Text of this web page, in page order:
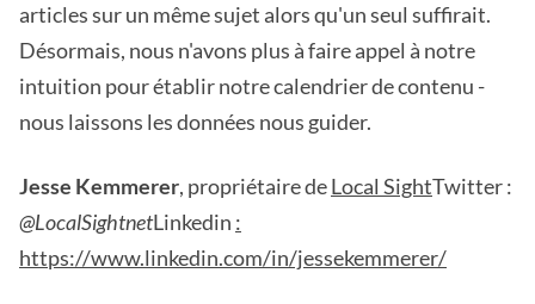
articles sur un même sujet alors qu'un seul suffirait.
Désormais, nous n'avons plus à faire appel à notre
intuition pour établir notre calendrier de contenu -
nous laissons les données nous guider.
Jesse Kemmerer, propriétaire deLocal SightTwitter :
@LocalSightnetLinkedin :
https://www.linkedin.com/in/jessekemmerer/